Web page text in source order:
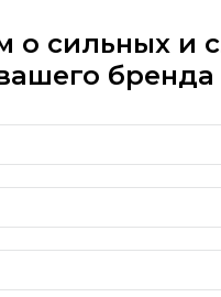
о сильных и
бренда